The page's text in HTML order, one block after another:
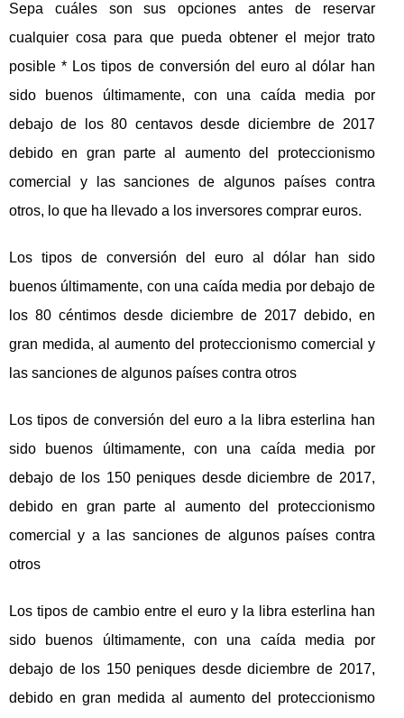
Sepa cuáles son sus opciones antes de reservar
cualquier cosa para que pueda obtener el mejor trato
posible * Los tipos de conversión del euro al dólar han
sido buenos últimamente, con una caída media por
debajo de los 80 centavos desde diciembre de 2017
debido en gran parte al aumento del proteccionismo
comercial y las sanciones de algunos países contra
otros, lo que ha llevado a los inversores comprar euros.
Los tipos de conversión del euro al dólar han sido
buenos últimamente, con una caída media por debajo de
los 80 céntimos desde diciembre de 2017 debido, en
gran medida, al aumento del proteccionismo comercial y
las sanciones de algunos países contra otros
Los tipos de conversión del euro a la libra esterlina han
sido buenos últimamente, con una caída media por
debajo de los 150 peniques desde diciembre de 2017,
debido en gran parte al aumento del proteccionismo
comercial y a las sanciones de algunos países contra
otros
Los tipos de cambio entre el euro y la libra esterlina han
sido buenos últimamente, con una caída media por
debajo de los 150 peniques desde diciembre de 2017,
debido en gran medida al aumento del proteccionismo